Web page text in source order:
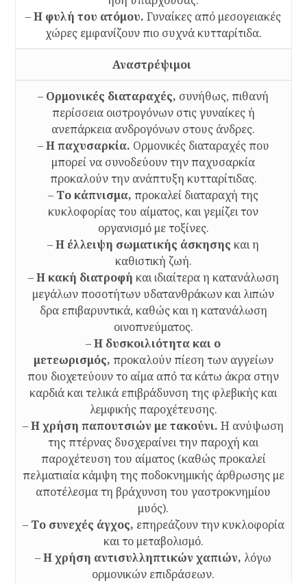
–Η φυλή του ατόμου. Γυναίκες από μεσογειακές
χώρες εμφανίζουν πιο συχνά κυτταρίτιδα.
Αναστρέψιμοι
– Ορμονικές διαταραχές, συνήθως, πιθανή
περίσσεια οιστρογόνων στις γυναίκες ή
ανεπάρκεια ανδρογόνων στους άνδρες.
–Η παχυσαρκία. Ορμονικές διαταραχές που
μπορεί να συνοδεύουν την παχυσαρκία
προκαλούν την ανάπτυξη κυτταρίτιδας.
– Το κάπνισμα, προκαλεί διαταραχή της
κυκλοφορίας του αίματος, και γεμίζει τον
οργανισμό με τοξίνες.
–Η έλλειψη σωματικής άσκησης και η
καθιστική ζωή.
–Η κακή διατροφή και ιδιαίτερα η κατανάλωση
μεγάλων ποσοτήτων υδατανθράκων και λιπών
δρα επιβαρυντικά, καθώς και η κατανάλωση
οινοπνεύματος.
–Η δυσκοιλιότητα και ο
μετεωρισμός, προκαλούν πίεση των αγγείων
που διοχετεύουν το αίμα από τα κάτω άκρα στην
καρδιά και τελικά επιβράδυνση της φλεβικής και
λεμφικής παροχέτευσης.
–Η χρήση παπουτσιών με τακούνι. Η ανύψωση
της πτέρνας δυσχεραίνει την παροχή και
παροχέτευση του αίματος (καθώς προκαλεί
πελματιαία κάμψη της ποδοκνημικής άρθρωσης με
αποτέλεσμα τη βράχυνση του γαστροκνημίου
μυός).
– Το συνεχές άγχος, επηρεάζουν την κυκλοφορία
και το μεταβολισμό.
–Η χρήση αντισυλληπτικών χαπιών, λόγω
ορμονικών επιδράσεων.